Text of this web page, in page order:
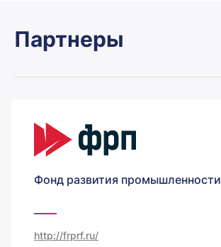
Партнеры
Фонд развития промышленности
http://frprf.ru/